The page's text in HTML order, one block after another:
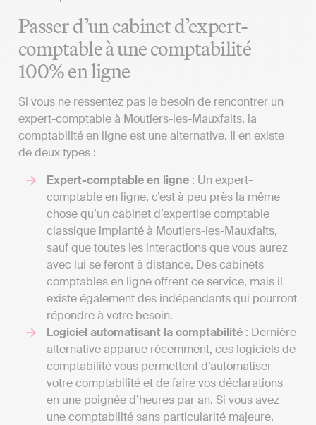
Passer d’un cabinet d’expert-
comptable à une comptabilité
100% en ligne
Si vous ne ressentez pas le besoin de rencontrer un
expert-comptable à Moutiers-les-Mauxfaits, la
comptabilité en ligne est une alternative. Il en existe
de deux types :
Expert-comptable en ligne : Un expert-
comptable en ligne, c’est à peu près la même
chose qu’un cabinet d’expertise comptable
classique implanté à Moutiers-les-Mauxfaits,
sauf que toutes les interactions que vous aurez
avec lui se feront à distance. Des cabinets
comptables en ligne offrent ce service, mais il
existe également des indépendants qui pourront
répondre à votre besoin.
Logiciel automatisant la comptabilité : Dernière
alternative apparue récemment, ces logiciels de
comptabilité vous permettent d’automatiser
votre comptabilité et de faire vos déclarations
en une poignée d’heures par an. Si vous avez
une comptabilité sans particularité majeure,